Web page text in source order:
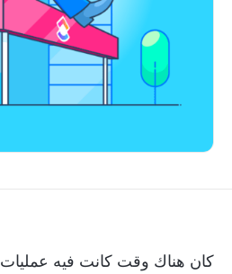
كان هناك وقت كانت فيه عمليات